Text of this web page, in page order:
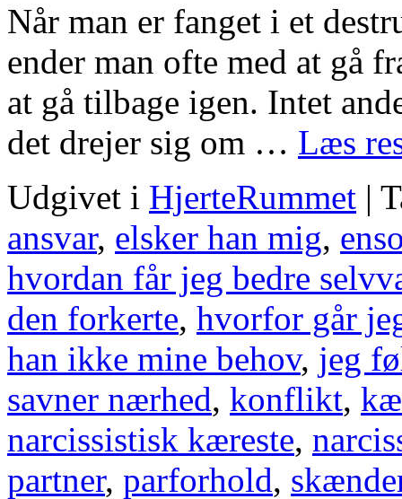
Når man er fanget i et
ender man ofte med at gå
at gå tilbage igen. Intet
det drejer sig om … Læs
Udgivet i HjerteRummet |
ansvar, elsker han mig,
hvordan får jeg bedre
den forkerte, hvorfor går
han ikke mine behov, jeg
savner nærhed, konflikt,
narcissistisk kæreste,
partner, parforhold,